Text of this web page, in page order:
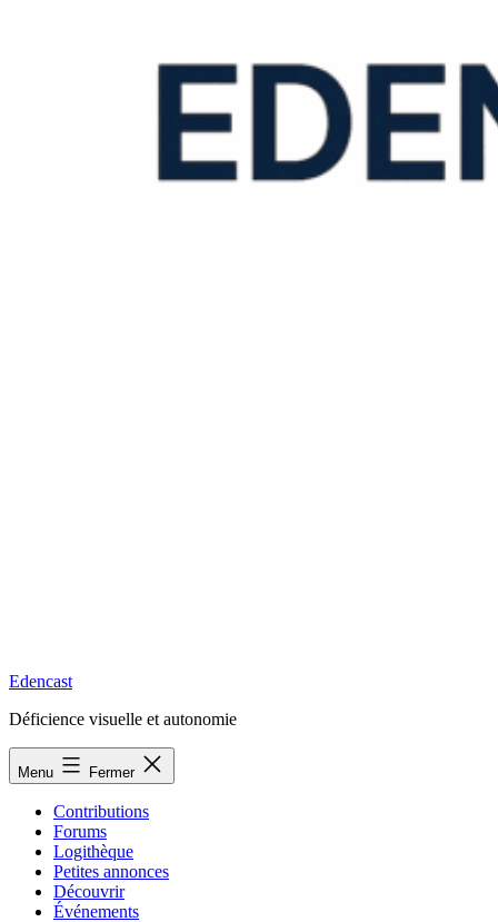
Edencast
Déficience visuelle et autonomie
Menu Fermer
Contributions
Forums
Logithèque
Petites annonces
Découvrir
Événements